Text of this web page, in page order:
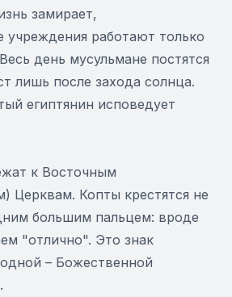
замирает,
учреждения работают только
день мусульмане постятся
лишь после захода солнца.
египтянин исповедует
к Восточным
Церквам. Копты крестятся не
большим пальцем: вроде
"отлично". Это знак
– Божественной